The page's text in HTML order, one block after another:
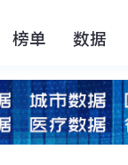
榜单 数据